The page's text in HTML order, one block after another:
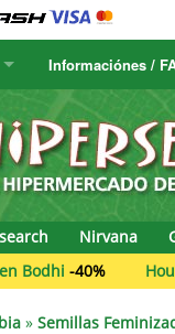
Humboldt Seed
Humboldt Seeds
Hyp3rids
Kalashnikov
Kannabia
Informaciónes /
Información del
Información del
FAQ
Nirvana
-40% House of
» Semillas